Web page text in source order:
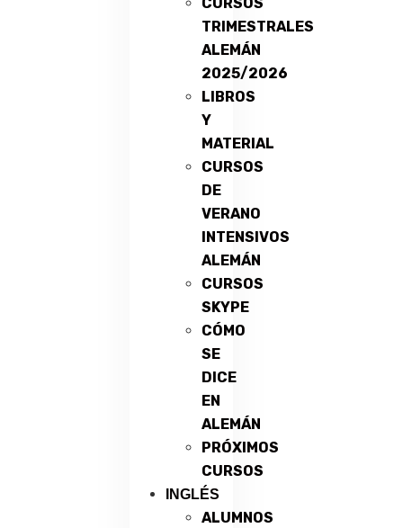
TRIMESTRALES
ALEMÁN
2025/2026
LIBROS
Y
MATERIAL
CURSOS
DE
VERANO
INTENSIVOS
ALEMÁN
CURSOS
SKYPE
CÓMO
SE
DICE
EN
ALEMÁN
PRÓXIMOS
CURSOS
INGLÉS
ALUMNOS